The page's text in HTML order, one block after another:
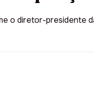
o diretor-presidente